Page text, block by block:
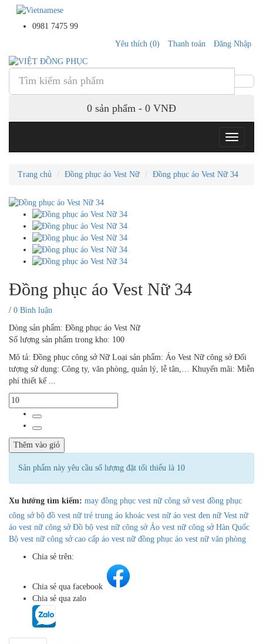
0981 7475 99
Yêu thích (0)
Thanh toán Đăng Nhập
0 sản phẩm - 0 VNĐ
Trang chủ Đồng phục áo Vest Nữ Đồng phục áo Vest Nữ 34
Đồng phục áo Vest Nữ 34
/ 0 Bình luận
Dòng sản phẩm: Đồng phục áo Vest Nữ
Số lượng sản phẩm trong kho: 100
Mô tả: Đồng phục công sở Nữ Loại sản phẩm: Áo Vest Nữ công sở Đối
tượng sử dụng: Công ty, văn phòng, quản lý, lễ tân,… Khuyến mãi: Miễn
phí thiết kế ...
Thêm vào giỏ
Sản phẩm này yêu cầu số lượng đặt tối thiểu là 10
Xu hướng tìm kiếm: may đồng phục vest nữ công sở vest đồng phục
công sở bộ đồ vest nữ trẻ trung áo khoác vest nữ áo vest đen nữ Vest nữ
áo vest nữ công sở Đồ bộ vest nữ công sở Áo vest nữ công sở Hàn Quốc
Bộ vest nữ công sở cao cấp áo vest nữ đồng phục áo vest nữ văn phòng
Chia sẻ trên:
Chia sẻ qua facebook
Chia sẻ qua zalo